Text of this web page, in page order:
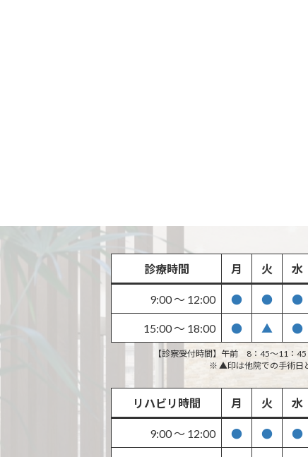
診療時間 月 火 水
9:00 〜 12:00 ● ● ●
15:00 〜 18:00 ● ▲ ●
【診察受付時間】午前 8：45〜11：
※ ▲印は他院での手術日
リハビリ時間 月 火 水
9:00 〜 12:00 ● ● ●